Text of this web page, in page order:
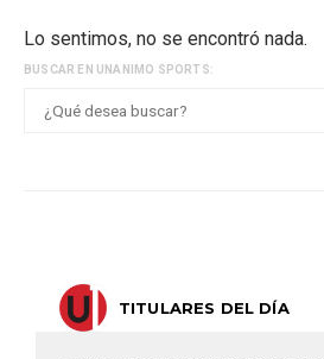
Lo sentimos, no se encontró nada.
BUSCAR EN UNANIMO SPORTS:
TITULARES DEL DÍA